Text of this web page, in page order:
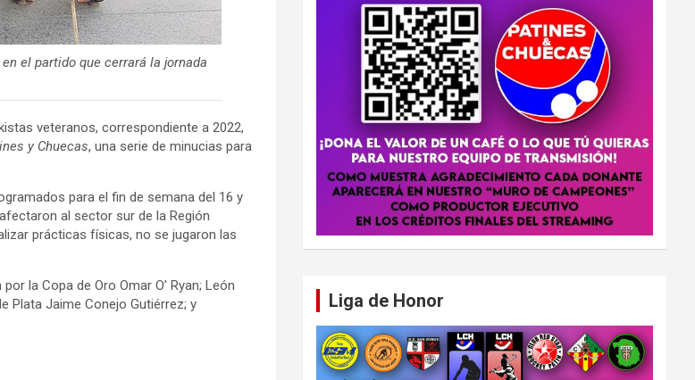
el partido que cerrará la jornada
veteranos, correspondiente a 2022,
y Chuecas, una serie de minucias para
para el fin de semana del 16 y
al sector sur de la Región
prácticas físicas, no se jugaron las
la Copa de Oro Omar O’ Ryan; León
Plata Jaime Conejo Gutiérrez; y
Liga de Honor